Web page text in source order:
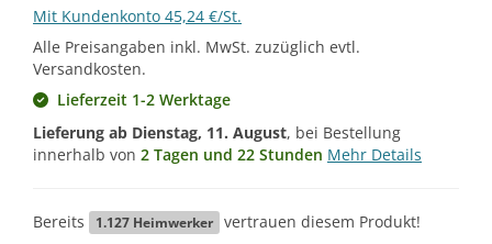
Mit Kundenkonto 45,24 €/St.
Alle Preisangaben inkl. MwSt. zuzüglich evtl.
Versandkosten.
Lieferzeit 1-2 Werktage
Lieferung ab Dienstag, 11. August, bei Bestellung
innerhalb von 2 Tagen und 22 Stunden Mehr Details
Bereits 1.127 Heimwerker vertrauen diesem Produkt!